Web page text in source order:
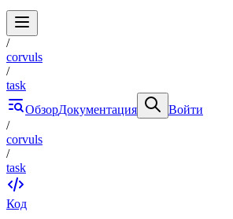
/
corvuls
/
task
ОбзорДокументация
Войти
/
corvuls
/
task
Код